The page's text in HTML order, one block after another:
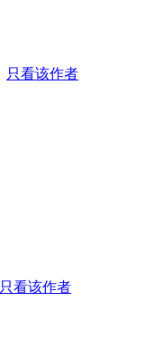
只看该作者
只看该作者